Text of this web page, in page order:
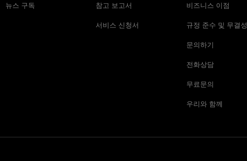
뉴스 구독 참고 보고서
서비스 신청서
비즈니스 이점
규정 준수 및 무결성
문의하기
전화상담
무료문의
우리와 함께